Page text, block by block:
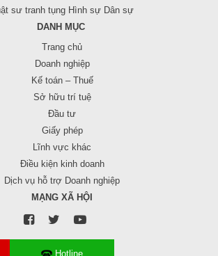
Hotline
sư tranh tụng Hình sự Dân sự
DANH MỤC
Trang chủ
Doanh nghiệp
Kế toán – Thuế
Sở hữu trí tuệ
Đầu tư
Giấy phép
Lĩnh vực khác
Điều kiện kinh doanh
Dịch vụ hỗ trợ Doanh nghiệp
MẠNG XÃ HỘI